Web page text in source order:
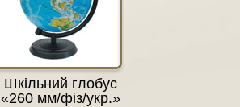
Шкільний глобус
«260 мм/фіз/укр.»